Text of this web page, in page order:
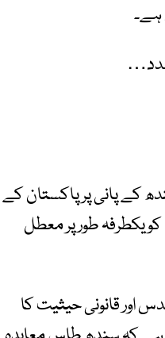
ہے۔
کے پانی پر پاکستان کے
یکطرفہ طور پر معطل
اور قانونی حیثیت کا